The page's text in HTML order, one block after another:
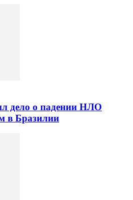
дело о падении НЛО
в Бразилии